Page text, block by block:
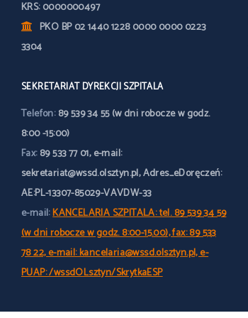
KRS: 0000000497
PKO BP 02 1440 1228 0000 0000 0223
3304
SEKRETARIAT DYREKCJI SZPITALA
Telefon:89 539 34 55 (w dni robocze w godz.
8:00 -15:00)
Fax:89 533 77 01, e-mail:
sekretariat@wssd.olsztyn.pl, Adres_eDoręczeń:
AE:PL-13307-85029-VAVDW-33
e-mail:KANCELARIA SZPITALA: tel. 89 539 34 59
(w dni robocze w godz. 8:00-15.00), fax: 89 533
78 22, e-mail: kancelaria@wssd.olsztyn.pl, e-
PUAP: /wssdOLsztyn/SkrytkaESP